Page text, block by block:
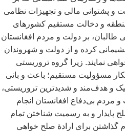
و پشتوانی مالی و تجهیزات نظامی
و دخالت مستقیم کشورهای
طالبان، بر دولت و مردم افغانستان
پشیمانی کرده و از دولت و شهروندان
نمایند. زیرا گروه تروریستی
مسؤولیت مستقیم؛ باعث و بانی
و هدفمند و شدیدترین تروریستی،
و مردم بیدفاع افغانستان انجام
پایدار و به رسمیت شناختن تمام
گذاشتن برای ارادۀ صلح خواهی